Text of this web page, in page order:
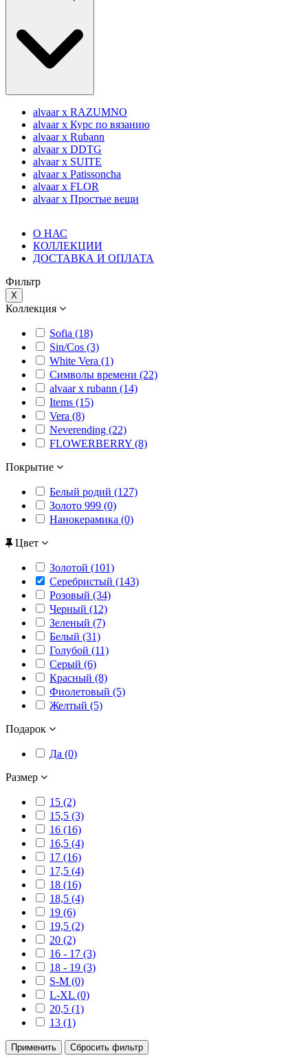
alvaar x RAZUMNO
alvaar x Курс по вязанию
alvaar x Rubann
alvaar x DDTG
alvaar x SUITE
alvaar x Patissoncha
alvaar x FLOR
alvaar x Простые вещи
О НАС
КОЛЛЕКЦИИ
ДОСТАВКА И ОПЛАТА
Фильтр
X
Коллекция
Sofia (18)
Sin/Cos (3)
White Vera (1)
Символы времени (22)
alvaar x rubann (14)
Items (15)
Vera (8)
Neverending (22)
FLOWERBERRY (8)
Покрытие
Белый родий (127)
Золото 999 (0)
Нанокерамика (0)
Цвет
Золотой (101)
Серебристый (143)
Розовый (34)
Черный (12)
Зеленый (7)
Белый (31)
Голубой (11)
Серый (6)
Красный (8)
Фиолетовый (5)
Желтый (5)
Подарок
Да (0)
Размер
15 (2)
15,5 (3)
16 (16)
16,5 (4)
17 (16)
17,5 (4)
18 (16)
18,5 (4)
19 (6)
19,5 (2)
20 (2)
16 - 17 (3)
18 - 19 (3)
S-M (0)
L-XL (0)
20,5 (1)
13 (1)
Применить Сбросить фильтр